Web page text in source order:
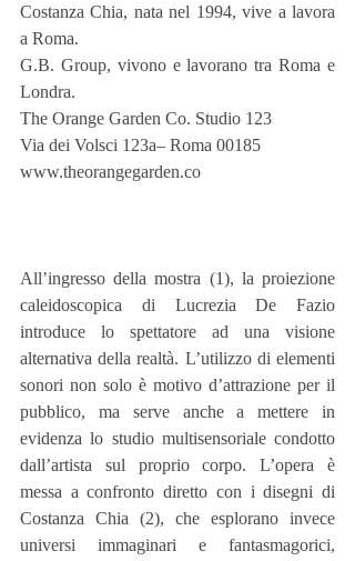
Costanza Chia, nata nel 1994, vive a lavora
a Roma.
G.B. Group, vivono e lavorano tra Roma e
Londra.
The Orange Garden Co. Studio 123
Via dei Volsci 123a– Roma 00185
www.theorangegarden.co
All’ingresso della mostra (1), la proiezione
caleidoscopica di Lucrezia De Fazio
introduce lo spettatore ad una visione
alternativa della realtà. L’utilizzo di elementi
sonori non solo è motivo d’attrazione per il
pubblico, ma serve anche a mettere in
evidenza lo studio multisensoriale condotto
dall’artista sul proprio corpo. L’opera è
messa a confronto diretto con i disegni di
Costanza Chia (2), che esplorano invece
universi immaginari e fantasmagorici,